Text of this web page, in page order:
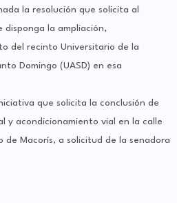
la resolución que solicita al
disponga la ampliación,
del recinto Universitario de la
Domingo (UASD) en esa
que solicita la conclusión de
y acondicionamiento vial en la calle
de Macorís, a solicitud de la senadora